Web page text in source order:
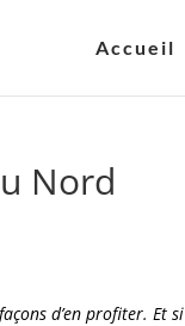
Accueil
Nord
d’en profiter. Et si